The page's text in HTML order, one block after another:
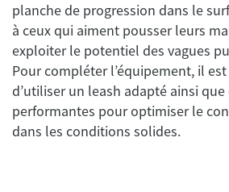
planche de progression dans le
à ceux qui aiment pousser leurs
exploiter le potentiel des vagues
Pour compléter l’équipement, il
d’utiliser un leash adapté ainsi que
performantes pour optimiser le